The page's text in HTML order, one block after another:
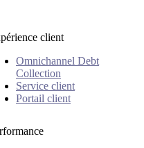
client
Omnichannel Debt
Collection
Service client
Portail client